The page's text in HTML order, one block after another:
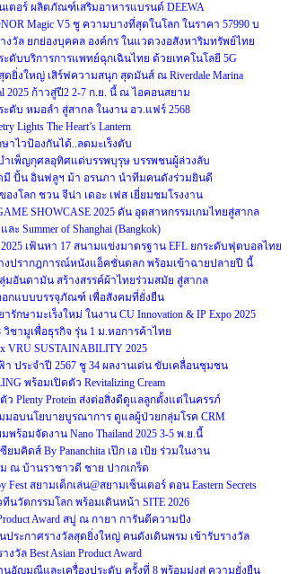
เตอร์ ผลิตภัณฑ์เสริมอาหารแบรนด์ DEEWA
Magic V5 ชู ความบางที่สุดในโลก ในราคา 57990 บ
รางวัล ยกย่องบุคคล องค์กร ในแวดวงอสังหาริมทรัพย์ไทย
ะดับบริการการแพทย์ฉุกเฉินไทย ด้วยเทคโนโลยี 5G
ดยิ่งใหญ่ เสิร์ฟความสนุก สุดมันส์ ณ Riverdale Marina
2025 ก้าวสู่ปี2 2-7 ก.ย. นี้ ณ ไอคอนสยาม
ะดับ หมอลำ สู่สากล ในงาน อว.แฟร์ 2568
Lights The Heart’s Lantern
ษาไวป้องกันได้..ลดมะเร็งตับ
เพ็ญกุศลอุทิศแด่บรรพบุรุษ บรรพชนผู้ล่วงลับ
มี ปั้น อินฟลูฯ ม้า อรนภา นำทีมคนดังร่วมยินดี
งโลก ชวน จีน่า เดอะ เฟส เยี่ยมชมโรงงาน
SHOWCASE 2025 ดัน อุตสาหกรรมเกมไทยสู่สากล
Summer of Shanghai (Bangkok)
2025 เฟ้นหา 17 สนามแข่งมาตรฐาน EFL ยกระดับฟุตบอลไทย
งปรากฎการณ์หนังแอ็คชั่นตลก พร้อมเข้าฉายปลายปี นี้
มอันดามัน สร้างสรรค์ผ้าไทยร่วมสมัย สู่สากล
กแบบบรรจุภัณฑ์ เพื่อสังคมที่ยั่งยืน
กษามะเร็งใหม่ ในงาน CU Innovation & IP Expo 2025
ชามูเพื่อธุรกิจ รุ่น 1 ม.หอการค้าไทย
VRU SUSTAINABILITY 2025
ประจำปี 2567 ชู 34 ผลงานเด่น ขับเคลื่อนชุมชน
พร้อมเปิดตัว Revitalizing Cream
Plenty Protein ส่งต่อสิ่งดีดูแลลูกตั้งแต่ในครรภ์
มอบนโยบายบูรณาการ ดูแลผู้ป่วยกลุ่มโรค CRM
อมจัดงาน Nano Thailand 2025 3-5 พ.ย.นี้
ดส์ By Pananchita เป๊ก เอ เป้ย ร่วมในงาน
ณ บ้านราชาวดี ชาย ปากเกร็ด
สยามเด็กเล่น@สยามเซ็นเตอร์ ตอน Eastern Secrets
นวัตกรรมโลก พร้อมเดินหน้า SITE 2026
Award สบู่ ณ กายา การันตีความปัง
านประกาศรางวัลสุดยิ่งใหญ่ คนดังเดินพรม เข้ารับรางวัล
วัล Best Asian Product Award
อัญมณีและเครื่องประดับ ครั้งที่ 8 พร้อมมุ่งสู่ ความยั่งยืน